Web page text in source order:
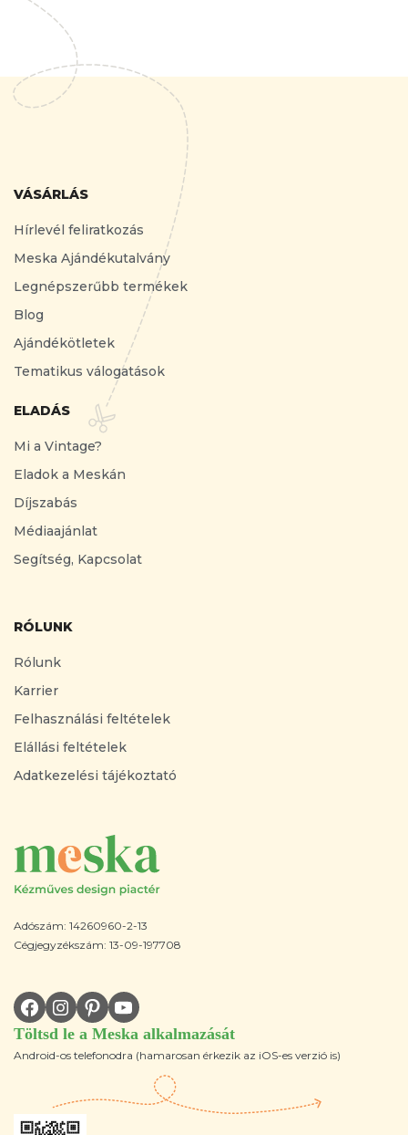
VÁSÁRLÁS
Hírlevél feliratkozás
Meska Ajándékutalvány
Legnépszerűbb termékek
Blog
Ajándékötletek
Tematikus válogatások
ELADÁS
Mi a Vintage?
Eladok a Meskán
Díjszabás
Médiaajánlat
Segítség, Kapcsolat
RÓLUNK
Rólunk
Karrier
Felhasználási feltételek
Elállási feltételek
Adatkezelési tájékoztató
Adószám: 14260960-2-13
Cégjegyzékszám: 13-09-197708
Töltsd le a Meska alkalmazását
Android-os telefonodra (hamarosan érkezik az iOS-es verzió is)